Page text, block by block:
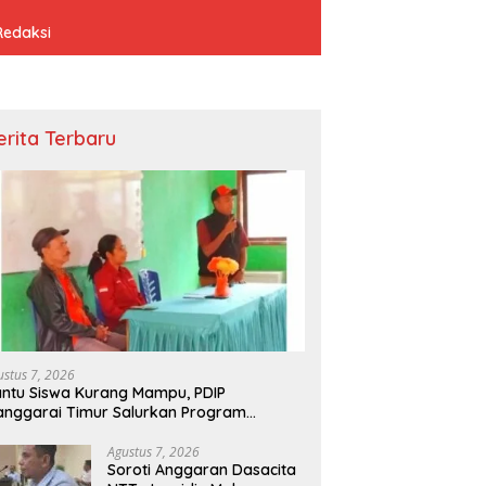
Terbaru
7, 2026
Siswa Kurang Mampu, PDIP
Timur Salurkan Program
Agustus 7, 2026
Soroti Anggaran Dasacita